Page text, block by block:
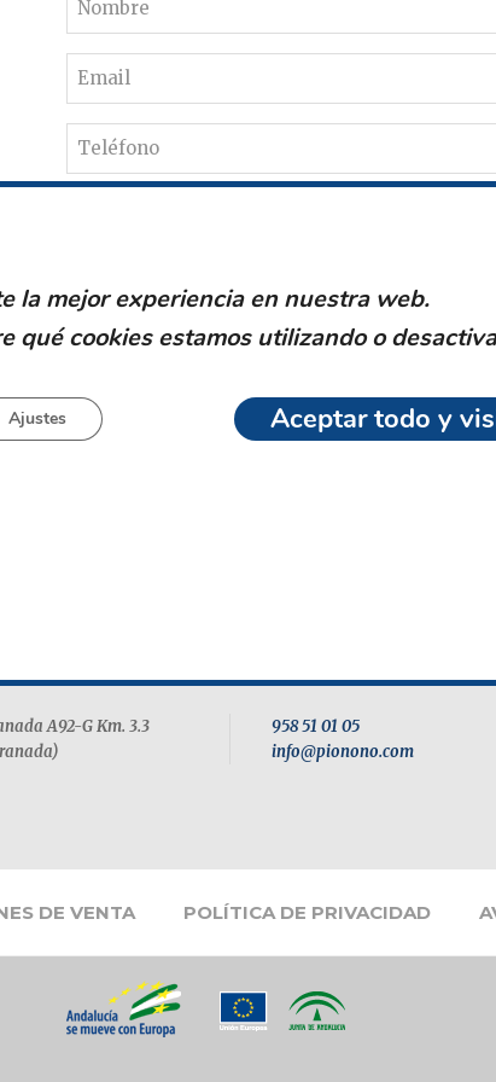
Email
Teléfono
Pedido
A92-G Km. 3.3
958 51 01 05
info@pionono.com
DE VENTA POLÍTICA DE PRIVACIDAD
la mejor experiencia en nuestra web.
qué cookies estamos utilizando o
Aceptar todo y
Ajustes